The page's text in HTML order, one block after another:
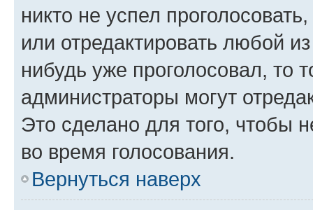
никто не успел
или отредактировать любой
нибудь уже проголосовал, то
администраторы могут
Это сделано для того, чтобы
во время голосования.
Вернуться наверх